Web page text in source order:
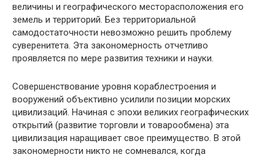
величины и географического месторасположения его
земель и территорий. Без территориальной
самодостаточности невозможно решить проблему
суверенитета. Эта закономерность отчетливо
проявляется по мере развития техники и науки.
Совершенствование уровня кораблестроения и
вооружений объективно усилили позиции морских
цивилизаций. Начиная с эпохи великих географических
открытий (развитие торговли и товарообмена) эта
цивилизация наращивает свое преимущество. В этой
закономерности никто не сомневался, когда